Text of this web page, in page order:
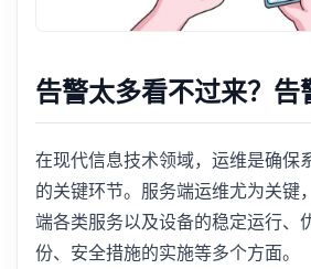
告警太多看不过来？告
在现代信息技术领域，运维是确保
的关键环节。服务端运维尤为关键
端各类服务以及设备的稳定运行、
份、安全措施的实施等多个方面。